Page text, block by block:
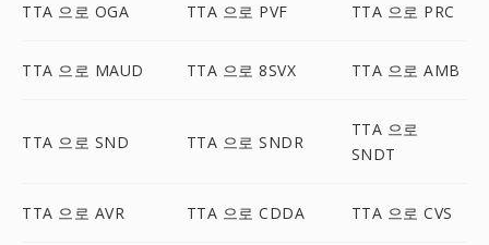
TTA 으로 OGA TTA 으로 PVF TTA 으로 PRC
TTA 으로 MAUD TTA 으로 8SVX TTA 으로 AMB
TTA 으로 SND TTA 으로 SNDR
TTA 으로
SNDT
TTA 으로 AVR TTA 으로 CDDA TTA 으로 CVS